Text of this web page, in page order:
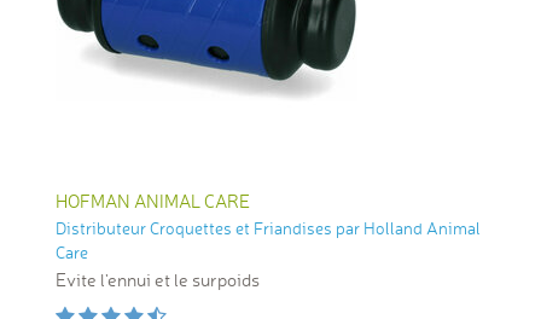
HOFMAN ANIMAL CARE
Distributeur Croquettes et Friandises par Holland Animal
Care
Evite l'ennui et le surpoids